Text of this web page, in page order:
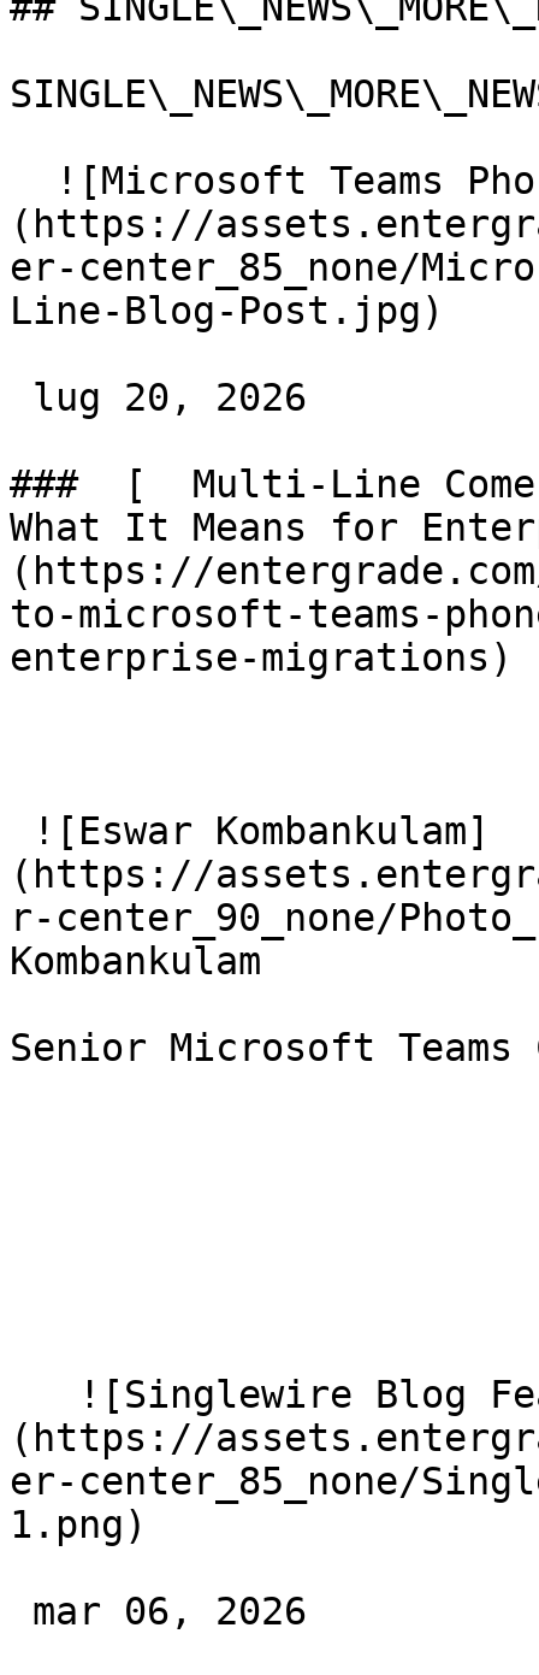
(https://
er-center_85_none/
Line-Blog-Post.jpg)
###  [  Multi-Line
What It Means for
(https://
to-microsoft-teams-
enterprise-migrations)
(https://
r-center_90_none/
Kombankulam
Senior Microsoft Teams
(https://
er-center_85_none/
1.png)